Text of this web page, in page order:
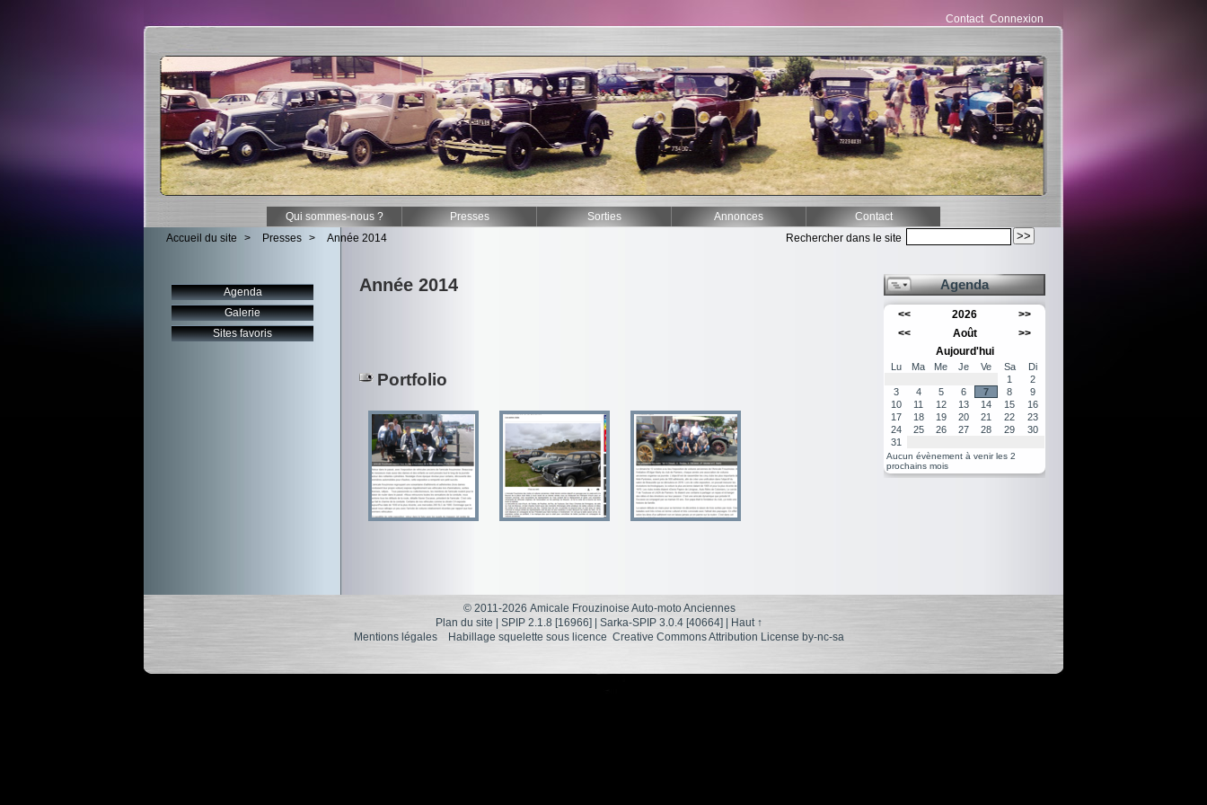
Contact Connexion
Qui sommes-nous ? Presses Sorties Annonces
Contact
Rechercher dans le site
Accueil du site > Presses > Année 2014
Année 2014
Portfolio
Agenda
Galerie
Sites favoris
Agenda
<< 2026
>>
<<
Août
>>
Aujourd'hui
Lu Ma Me Je Ve Sa
Di
1
2
3
4 5 6 7 8
9
10
11 12 13 14 15
16
17
18 19 20 21 22
23
24
25 26 27 28 29
30
31
Aucun évènement à venir les 2
prochains mois
© 2011-2026 Amicale Frouzinoise Auto-moto Anciennes
Plan du site
SPIP 2.1.8 [16966] Sarka-SPIP 3.0.4 [40664]
Haut ↑
Mentions légales Habillage squelette sous licence Creative Commons Attribution License by-nc-sa